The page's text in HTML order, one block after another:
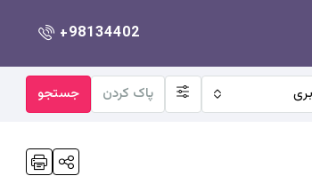
+98134402
پاک کردن جستجو